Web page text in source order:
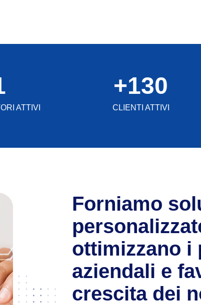
ATTIVI CLIENTI ATTIVI
+130
Forniamo
ottimizzano i
aziendali e
crescita dei